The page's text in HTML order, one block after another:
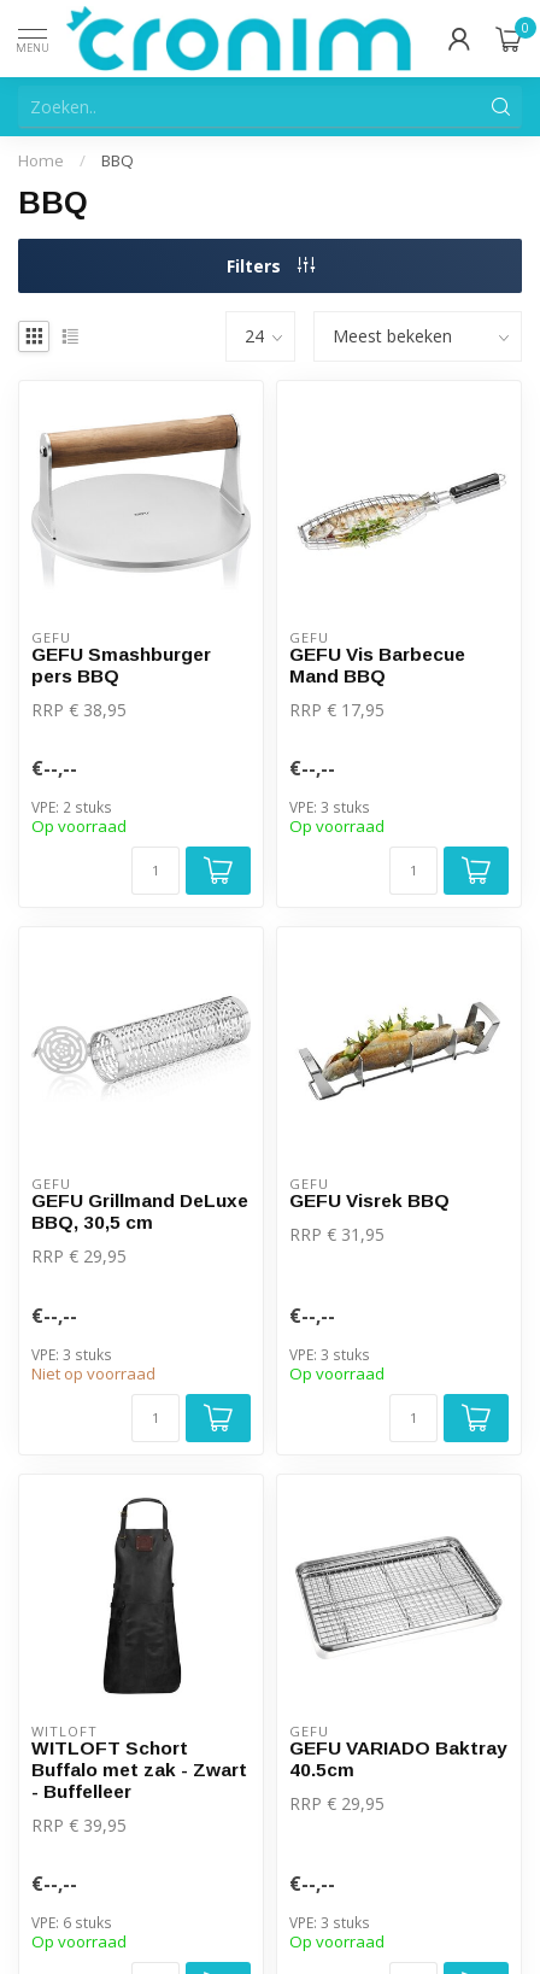
MENU
0
Home / BBQ
BBQ
Filters
GEFU
GEFU Smashburger
pers BBQ
RRP € 38,95
€--,--
VPE: 2 stuks
Op voorraad
GEFU
GEFU Vis Barbecue
Mand BBQ
RRP € 17,95
€--,--
VPE: 3 stuks
Op voorraad
GEFU
GEFU Grillmand DeLuxe
BBQ, 30,5 cm
RRP € 29,95
€--,--
VPE: 3 stuks
Niet op voorraad
GEFU
GEFU Visrek BBQ
RRP € 31,95
€--,--
VPE: 3 stuks
Op voorraad
WITLOFT
WITLOFT Schort
Buffalo met zak - Zwart
- Buffelleer
RRP € 39,95
€--,--
VPE: 6 stuks
Op voorraad
GEFU
GEFU VARIADO Baktray
40.5cm
RRP € 29,95
€--,--
VPE: 3 stuks
Op voorraad